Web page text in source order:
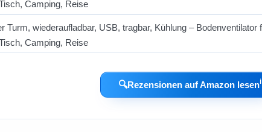
🔍Rezensionen auf Amazon lesenℹ︎